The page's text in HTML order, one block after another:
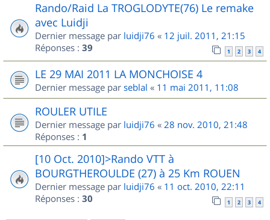
Rando/Raid La TROGLODYTE(76) Le remake
avec Luidji
Dernier message par luidji76 « 12 juil. 2011, 21:15
Réponses : 39 1 2 3 4
LE 29 MAI 2011 LA MONCHOISE 4
Dernier message par seblal « 11 mai 2011, 11:08
ROULER UTILE
Dernier message par luidji76 « 28 nov. 2010, 21:48
Réponses : 1
[10 Oct. 2010]>Rando VTT à
BOURGTHEROULDE (27) à 25 Km ROUEN
Dernier message par luidji76 « 11 oct. 2010, 22:11
Réponses : 30 1 2 3 4